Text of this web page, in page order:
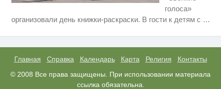
голоса»
организовали день книжки-раскраски. В гости к детям с …
Главная Справка Календарь Карта Религия
Контакты
© 2008 Все права защищены. При использовании материала
ссылка обязательна.
а смеяться вы будете долго
i
Королева вагона отожгла! Видео
не оставит равнодушным